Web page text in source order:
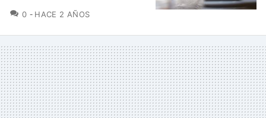
0 COMENTARIOS
HACE 2 AÑOS